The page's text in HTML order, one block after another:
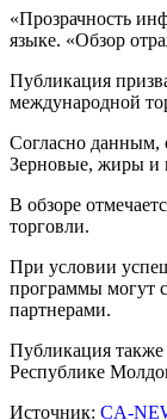
«Прозрачность
языке. «Обзор
Публикация
международной
Согласно данным,
Зерновые, жиры и
В обзоре
торговли.
При условии
программы могут
партнерами.
Публикация также
Республике
Источник: CA-